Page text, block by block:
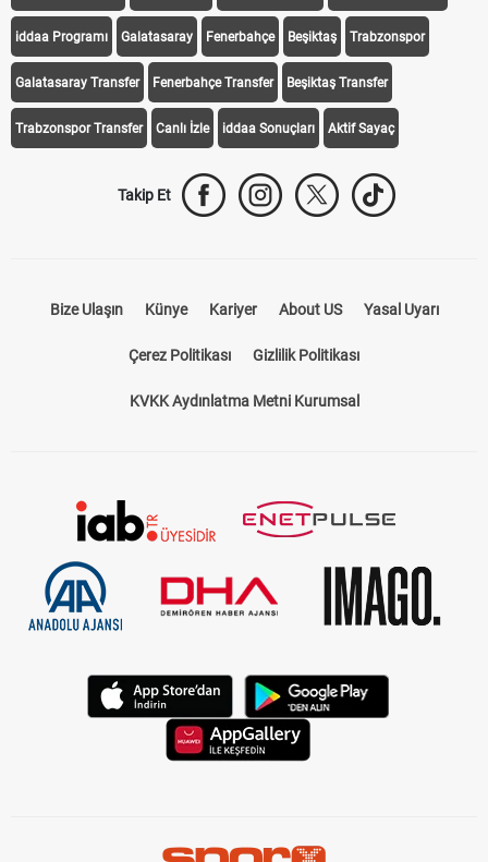
iddaa Programı Galatasaray Fenerbahçe Beşiktaş Trabzonspor
Galatasaray Transfer Fenerbahçe Transfer Beşiktaş Transfer
Trabzonspor Transfer Canlı İzle iddaa Sonuçları Aktif Sayaç
Takip Et
Bize Ulaşın Künye Kariyer About US Yasal Uyarı
Çerez Politikası Gizlilik Politikası
KVKK Aydınlatma Metni Kurumsal